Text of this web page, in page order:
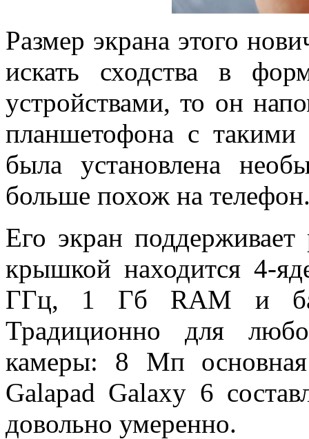
Размер экрана этого
искать сходства в
устройствами, то он
планшетофона с
была установлена
больше похож на
Его экран
крышкой находится 4-
ГГц, 1 Гб RAM и
Традиционно для
камеры: 8 Мп
Galapad Galaxy 6
довольно умеренно.